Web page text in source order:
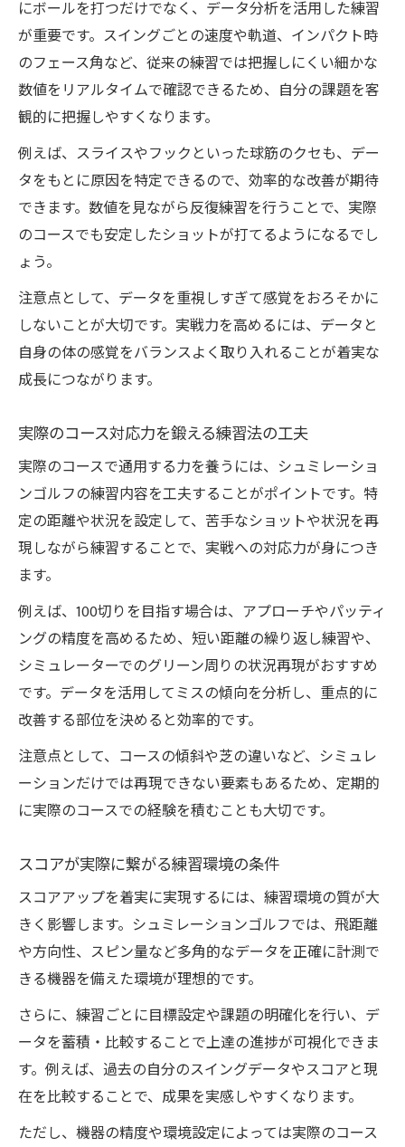
にボールを打つだけでなく、データ分析を活用した練習
が重要です。スイングごとの速度や軌道、インパクト時
のフェース角など、従来の練習では把握しにくい細かな
数値をリアルタイムで確認できるため、自分の課題を客
観的に把握しやすくなります。
例えば、スライスやフックといった球筋のクセも、デー
タをもとに原因を特定できるので、効率的な改善が期待
できます。数値を見ながら反復練習を行うことで、実際
のコースでも安定したショットが打てるようになるでし
ょう。
注意点として、データを重視しすぎて感覚をおろそかに
しないことが大切です。実戦力を高めるには、データと
自身の体の感覚をバランスよく取り入れることが着実な
成長につながります。
実際のコース対応力を鍛える練習法の工夫
実際のコースで通用する力を養うには、シュミレーショ
ンゴルフの練習内容を工夫することがポイントです。特
定の距離や状況を設定して、苦手なショットや状況を再
現しながら練習することで、実戦への対応力が身につき
ます。
例えば、100切りを目指す場合は、アプローチやパッティ
ングの精度を高めるため、短い距離の繰り返し練習や、
シミュレーターでのグリーン周りの状況再現がおすすめ
です。データを活用してミスの傾向を分析し、重点的に
改善する部位を決めると効率的です。
注意点として、コースの傾斜や芝の違いなど、シミュレ
ーションだけでは再現できない要素もあるため、定期的
に実際のコースでの経験を積むことも大切です。
スコアが実際に繋がる練習環境の条件
スコアアップを着実に実現するには、練習環境の質が大
きく影響します。シュミレーションゴルフでは、飛距離
や方向性、スピン量など多角的なデータを正確に計測で
きる機器を備えた環境が理想的です。
さらに、練習ごとに目標設定や課題の明確化を行い、デ
ータを蓄積・比較することで上達の進捗が可視化できま
す。例えば、過去の自分のスイングデータやスコアと現
在を比較することで、成果を実感しやすくなります。
ただし、機器の精度や環境設定によっては実際のコース